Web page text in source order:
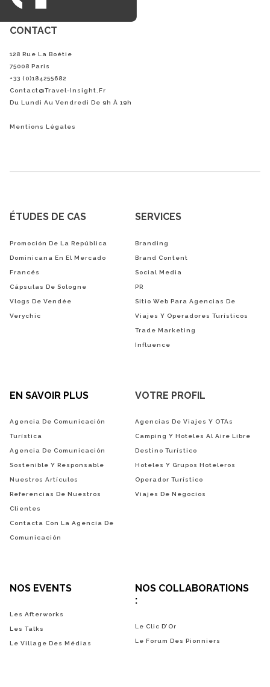
CONTACT
128 Rue La Boétie
75008 Paris
+33 (0)184255682
Contact@Travel-Insight.fr
Du Lundi Au Vendredi De 9h À 19h
Mentions Légales
ÉTUDES DE CAS
Promoción De La República
Dominicana En El Mercado
Francés
Cápsulas De Sologne
Vlogs De Vendée
Verychic
SERVICES
Branding
Brand Content
Social Media
PR
Sitio Web Para Agencias De
Viajes Y Operadores Turísticos
Trade Marketing
Influence
EN SAVOIR PLUS
Agencia De Comunicación
Turística
Agencia De Comunicación
Sostenible Y Responsable
Nuestros Artículos
Referencias De Nuestros
Clientes
Contacta Con La Agencia De
Comunicación
VOTRE PROFIL
Agencias De Viajes Y OTAs
Camping Y Hoteles Al Aire Libre
Destino Turístico
Hoteles Y Grupos Hoteleros
Operador Turístico
Viajes De Negocios
NOS EVENTS
Les Afterworks
Les Talks
Le Village Des Médias
NOS COLLABORATIONS
:
Le Clic D’Or
Le Forum Des Pionniers